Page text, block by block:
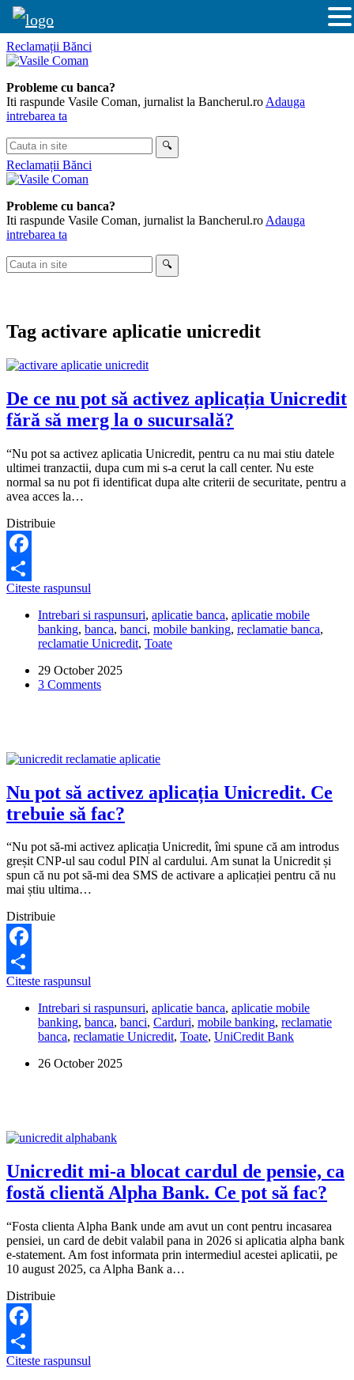
Skip
to
Reclamații Bănci
Probleme cu banca?
Iti raspunde Vasile Coman, jurnalist la Bancherul.ro Adauga
intrebarea ta
Cauta
in
site
🔍
Reclamații Bănci
Probleme cu banca?
Iti raspunde Vasile Coman, jurnalist la Bancherul.ro Adauga
intrebarea ta
Cauta
in
🔍
Tag activare aplicatie unicredit
De ce nu pot să activez aplicația Unicredit
fără să merg la o sucursală?
“Nu pot sa activez aplicatia Unicredit, pentru ca nu mai stiu datele
ultimei tranzactii, dupa cum mi s-a cerut la call center. Nu este
normal sa nu pot fi identificat dupa alte criterii de securitate, pentru a
avea acces la…
Distribuie
Facebook
Share
Citeste raspunsul
nu
pot
să
aplicația
Unicredit
o
Intrebari si raspunsuri, aplicatie banca, aplicatie mobile
banking, banca, banci, mobile banking, reclamatie banca,
reclamatie Unicredit, Toate
29 October 2025
3 Comments
Nu pot să activez aplicația Unicredit. Ce
trebuie să fac?
“Nu pot să-mi activez aplicația Unicredit, îmi spune că am introdus
greșit CNP-ul sau codul PIN al cardului. Am sunat la Unicredit și
spun că nu pot să-mi dea SMS de activare a aplicației pentru că nu
mai știu ultima…
Distribuie
Facebook
Share
Citeste raspunsul
să
activez
aplicația
Ce
Intrebari si raspunsuri, aplicatie banca, aplicatie mobile
banking, banca, banci, Carduri, mobile banking, reclamatie
banca, reclamatie Unicredit, Toate, UniCredit Bank
26 October 2025
Unicredit mi-a blocat cardul de pensie, ca
fostă clientă Alpha Bank. Ce pot să fac?
“Fosta clienta Alpha Bank unde am avut un cont pentru incasarea
pensiei, un card de debit valabil pana in 2026 si aplicatia alpha bank
e-statement. Am fost informata prin intermediul acestei aplicatii, pe
10 august 2025, ca Alpha Bank a…
Distribuie
Facebook
Share
Citeste raspunsul